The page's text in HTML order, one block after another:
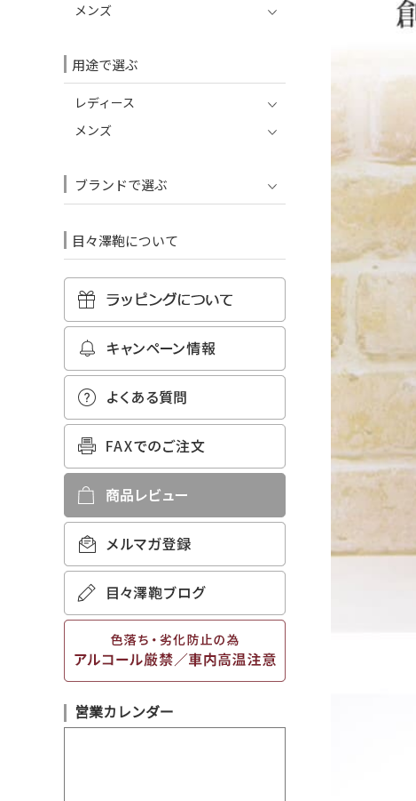
メンズ
用途で選ぶ
レディース
メンズ
ブランドで選ぶ
目々澤鞄について
営業カレンダー